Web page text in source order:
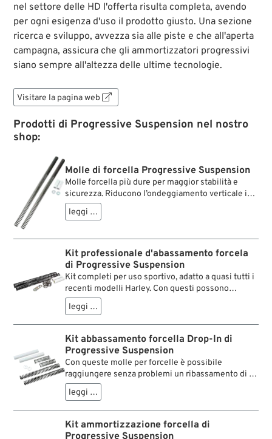
nel settore delle HD l'offerta risulta completa, avendo
per ogni esigenza d'uso il prodotto giusto. Una sezione
ricerca e sviluppo, avvezza sia alle piste e che all'aperta
campagna, assicura che gli ammortizzatori progressivi
siano sempre all'altezza delle ultime tecnologie.
Visitare la pagina web 
Prodotti di Progressive Suspension nel nostro
shop:
Molle di forcella Progressive Suspension
Molle forcella più dure per maggior stabilità e
sicurezza. Riducono l’ondeggiamento verticale in
frenata. Ohni kit contiene due molle et due
distanziali chi devono essere tagliati a misura.
leggi …
Kit professionale d'abassamento forcela
di Progressive Suspension
Kit completi per uso sportivo, adatto a quasi tutti i
recenti modelli Harley. Con questi possono
abbassare la forcella anteriore di 1“ o 2“. Ogni kit
contiene molle a progressione, tutti gli elementi
di conversione ed istruzioni di montaggio. I
rapporti delle molle sono specificatamente
studiati per ciascuna applicazione.
leggi …
Kit abbassamento forcella Drop-In di
Progressive Suspension
Con queste molle per forcelle è possibile
raggiungere senza problemi un ribassamento di 2”
della forcella. Questo in soli 30 minuti e senza
smontare gli steli della forcella e senza cambiare
l'olio. Basta sollevare la moto e, dopo aver svitato i
tappi superiori dei foderi, sostituire le molle. Le
molle forcella Drop-In sono di rigidità diverse.
leggi …
Kit ammortizzazione forcella di
Progressive Suspension